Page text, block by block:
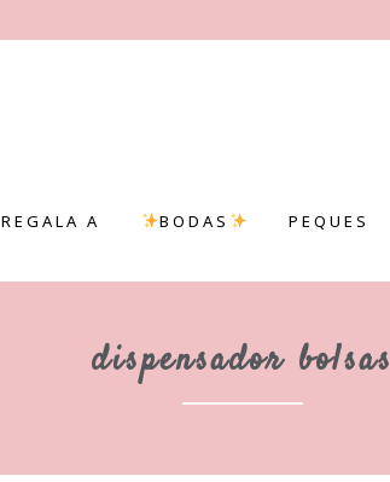
REGALA A BODAS PEQUES
dispensador bolsas